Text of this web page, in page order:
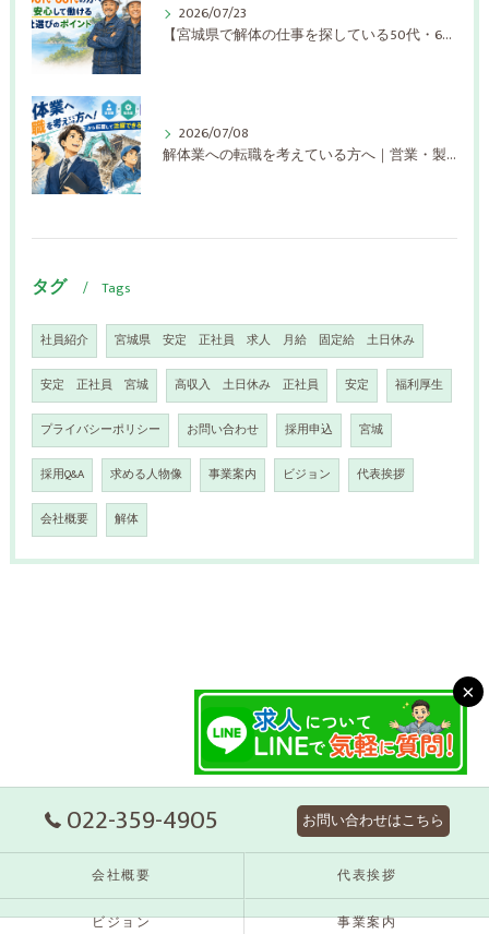
2026/07/23
【宮城県で解体の仕事を探している50代・60代の方へ】長く安心して働ける会社選びのポイント
2026/07/08
解体業への転職を考えている方へ｜営業・製造業・運送業から転職して活躍できる理由
タグ Tags
社員紹介 宮城県 安定 正社員 求人 月給 固定給 土日休み
安定 正社員 宮城 高収入 土日休み 正社員 安定 福利厚生
プライバシーポリシー お問い合わせ 採用申込 宮城
採用Q&A 求める人物像 事業案内 ビジョン 代表挨拶
会社概要 解体
×
022-359-4905 お問い合わせはこちら
会社概要 代表挨拶
ビジョン 事業案内